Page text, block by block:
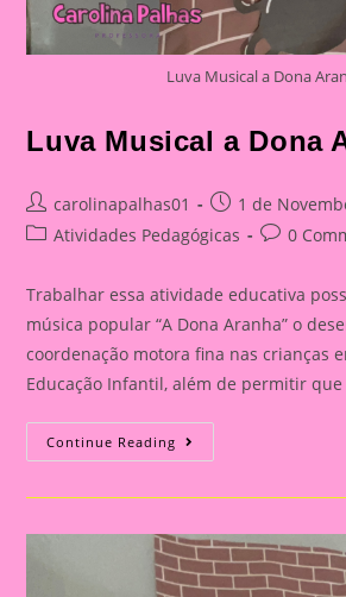
Luva Musical a Dona
Luva Musical a Dona
Post
author:
carolinapalhas01
Post
published:
1 de
PostAtividades Pedagógicas
Post0
Trabalhar essa atividade educativa
música popular “A Dona Aranha” o
coordenação motora fina nas crianças
Educação Infantil, além de permitir
Continue Reading Luva
Musical